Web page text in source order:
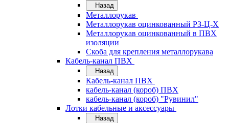
Назад
Металлорукав
Металлорукав оцинкованный РЗ-Ц-Х
Металлорукав оцинкованный в ПВХ
изоляции
Скоба для крепления металлорукава
Кабель-канал ПВХ
Назад
Кабель-канал ПВХ
кабель-канал (короб) ПВХ
кабель-канал (короб) "Рувинил"
Лотки кабельные и аксессуары
Назад